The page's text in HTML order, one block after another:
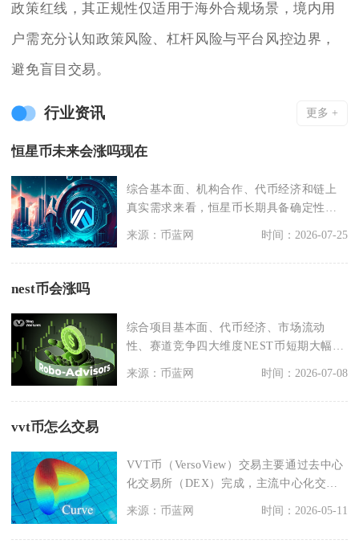
政策红线，其正规性仅适用于海外合规场景，境内用
户需充分认知政策风险、杠杆风险与平台风控边界，
避免盲目交易。
行业资讯 更多 +
恒星币未来会涨吗现在
综合基本面、机构合作、代币经济和链上
真实需求来看，恒星币长期具备确定性上
来源：币蓝网 时间：2026-07-25
nest币会涨吗
综合项目基本面、代币经济、市场流动
性、赛道竞争四大维度NEST币短期大幅上
来源：币蓝网 时间：2026-07-08
vvt币怎么交易
VVT币（VersoView）交易主要通过去中心
化交易所（DEX）完成，主流中心化交易
所暂
来源：币蓝网 时间：2026-05-11